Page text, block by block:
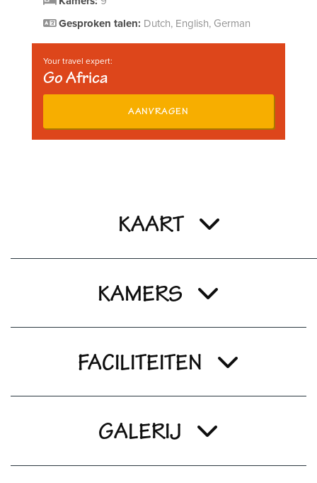
Gesproken talen: Dutch, English, German
Your travel expert:
Go Africa
AANVRAGEN
KAART
KAMERS
FACILITEITEN
GALERIJ